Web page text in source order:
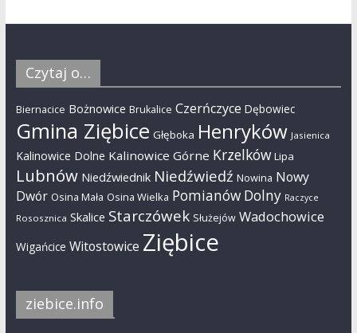
Czytaj o…
Biernacice Bożnowice Brukalice Czerńczyce Dębowiec
Gmina Ziębice Głęboka Henryków Jasienica
Kalinowice Dolne Kalinowice Górne Krzelków Lipa
Lubnów Niedźwiednik Niedźwiedź Nowina Nowy
Dwór Osina Mała Osina Wielka Pomianów Dolny Raczyce
Rososznica Skalice Starczówek Służejów Wadochowice
Wigańcice Witostowice Ziębice
ziebice.info